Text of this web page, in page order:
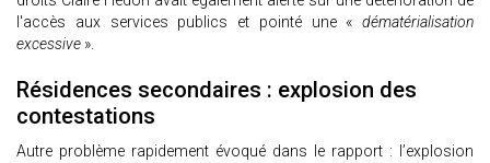
l'accès aux services publics et pointé une « dématérialisation
excessive ».
Résidences secondaires : explosion des
contestations
Autre problème rapidement évoqué dans le rapport : l’explosion